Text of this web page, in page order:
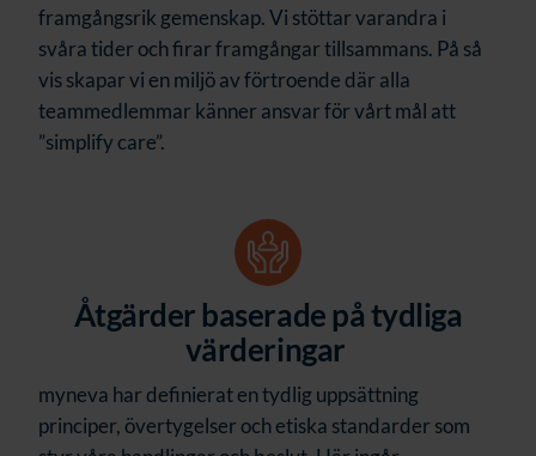
framgångsrik gemenskap. Vi stöttar varandra i
svåra tider och firar framgångar tillsammans. På så
vis skapar vi en miljö av förtroende där alla
teammedlemmar känner ansvar för vårt mål att
”simplify care”.
Åtgärder baserade på tydliga
värderingar
myneva har definierat en tydlig uppsättning
principer, övertygelser och etiska standarder som